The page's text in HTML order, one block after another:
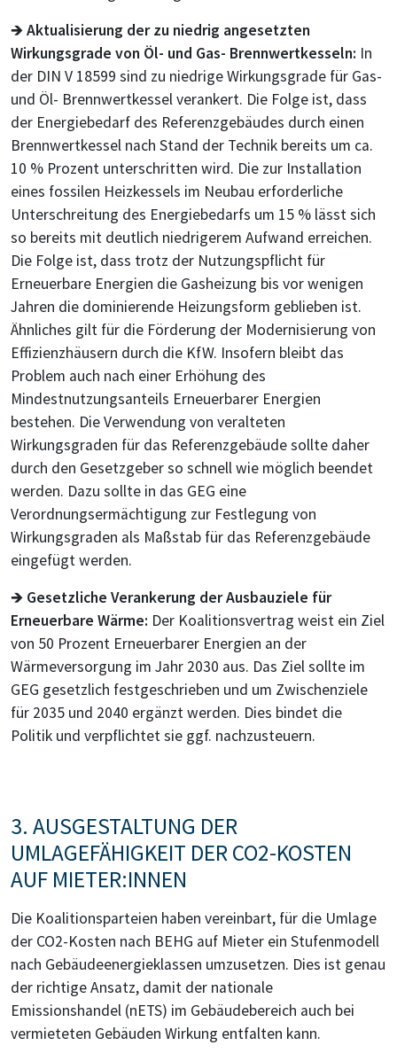
🡺Aktualisierung der zu niedrig angesetzten
Wirkungsgrade von Öl- und Gas- Brennwertkesseln: In
der DIN V 18599 sind zu niedrige Wirkungsgrade für Gas-
und Öl- Brennwertkessel verankert. Die Folge ist, dass
der Energiebedarf des Referenzgebäudes durch einen
Brennwertkessel nach Stand der Technik bereits um ca.
10 % Prozent unterschritten wird. Die zur Installation
eines fossilen Heizkessels im Neubau erforderliche
Unterschreitung des Energiebedarfs um 15 % lässt sich
so bereits mit deutlich niedrigerem Aufwand erreichen.
Die Folge ist, dass trotz der Nutzungspflicht für
Erneuerbare Energien die Gasheizung bis vor wenigen
Jahren die dominierende Heizungsform geblieben ist.
Ähnliches gilt für die Förderung der Modernisierung von
Effizienzhäusern durch die KfW. Insofern bleibt das
Problem auch nach einer Erhöhung des
Mindestnutzungsanteils Erneuerbarer Energien
bestehen. Die Verwendung von veralteten
Wirkungsgraden für das Referenzgebäude sollte daher
durch den Gesetzgeber so schnell wie möglich beendet
werden. Dazu sollte in das GEG eine
Verordnungsermächtigung zur Festlegung von
Wirkungsgraden als Maßstab für das Referenzgebäude
eingefügt werden.
🡺 Gesetzliche Verankerung der Ausbauziele für
Erneuerbare Wärme: Der Koalitionsvertrag weist ein Ziel
von 50 Prozent Erneuerbarer Energien an der
Wärmeversorgung im Jahr 2030 aus. Das Ziel sollte im
GEG gesetzlich festgeschrieben und um Zwischenziele
für 2035 und 2040 ergänzt werden. Dies bindet die
Politik und verpflichtet sie ggf. nachzusteuern.
3. AUSGESTALTUNG DER
UMLAGEFÄHIGKEIT DER CO2-KOSTEN
AUF MIETER:INNEN
Die Koalitionsparteien haben vereinbart, für die Umlage
der CO2-Kosten nach BEHG auf Mieter ein Stufenmodell
nach Gebäudeenergieklassen umzusetzen. Dies ist genau
der richtige Ansatz, damit der nationale
Emissionshandel (nETS) im Gebäudebereich auch bei
vermieteten Gebäuden Wirkung entfalten kann.